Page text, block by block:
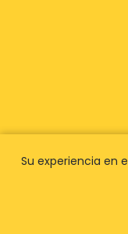
Su experiencia en